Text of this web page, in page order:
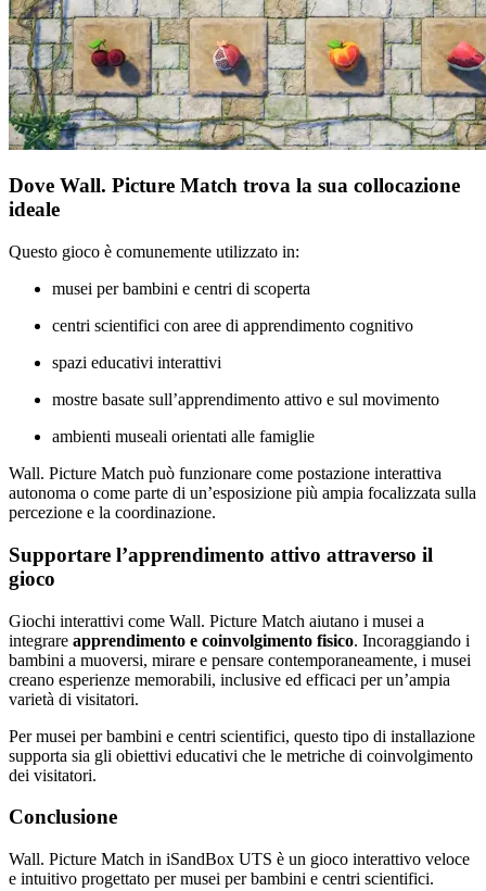
Dove Wall. Picture Match trova la sua collocazione
ideale
Questo gioco è comunemente utilizzato in:
musei per bambini e centri di scoperta
centri scientifici con aree di apprendimento cognitivo
spazi educativi interattivi
mostre basate sull’apprendimento attivo e sul movimento
ambienti museali orientati alle famiglie
Wall. Picture Match può funzionare come postazione interattiva
autonoma o come parte di un’esposizione più ampia focalizzata sulla
percezione e la coordinazione.
Supportare l’apprendimento attivo attraverso il
gioco
Giochi interattivi come Wall. Picture Match aiutano i musei a
integrare apprendimento e coinvolgimento fisico. Incoraggiando i
bambini a muoversi, mirare e pensare contemporaneamente, i musei
creano esperienze memorabili, inclusive ed efficaci per un’ampia
varietà di visitatori.
Per musei per bambini e centri scientifici, questo tipo di installazione
supporta sia gli obiettivi educativi che le metriche di coinvolgimento
dei visitatori.
Conclusione
Wall. Picture Match in iSandBox UTS è un gioco interattivo veloce
e intuitivo progettato per musei per bambini e centri scientifici.